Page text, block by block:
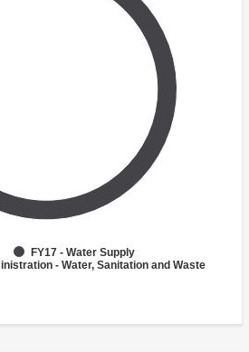
FY17 - Water Supply
- Water, Sanitation and Waste